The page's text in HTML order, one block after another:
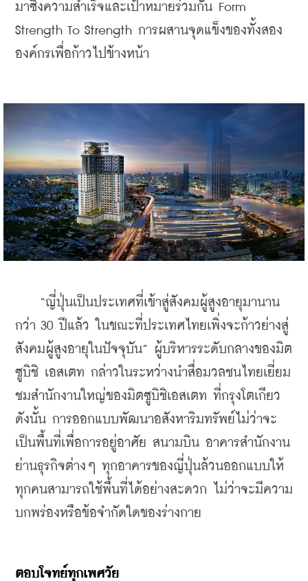
มาซึ่งความสำเร็จและเป้าหมายร่วมกัน Form
Strength To Strength การผสานจุดแข็งของทั้งสอง
องค์กรเพื่อก้าวไปข้างหน้า
“ญี่ปุ่นเป็นประเทศที่เข้าสู่สังคมผู้สูงอายุมานาน
กว่า 30 ปีแล้ว ในขณะที่ประเทศไทยเพิ่งจะก้าวย่างสู่
สังคมผู้สูงอายุในปัจจุบัน” ผู้บริหารระดับกลางของมิต
ซูบิชิ เอสเตท กล่าวในระหว่างนำสื่อมวลชนไทยเยี่ยม
ชมสำนักงานใหญ่ของมิตซูบิชิเอสเตท ที่กรุงโตเกียว
ดังนั้น การออกแบบพัฒนาอสังหาริมทรัพย์ไม่ว่าจะ
เป็นพื้นที่เพื่อการอยู่อาศัย สนามบิน อาคารสำนักงาน
ย่านธุรกิจต่างๆ ทุกอาคารของญี่ปุ่นล้วนออกแบบให้
ทุกคนสามารถใช้พื้นที่ได้อย่างสะดวก ไม่ว่าจะมีความ
บกพร่องหรือข้อจำกัดใดของร่างกาย
ตอบโจทย์ทุกเพศวัย